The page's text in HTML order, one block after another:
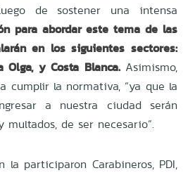
de sostener una intensa
para abordar este tema de las
en los siguientes sectores:
Olga, y Costa Blanca.Asimismo,
cumplir la normativa, “ya que la
a nuestra ciudad serán
multados, de ser necesario”.
la participaron Carabineros, PDI,